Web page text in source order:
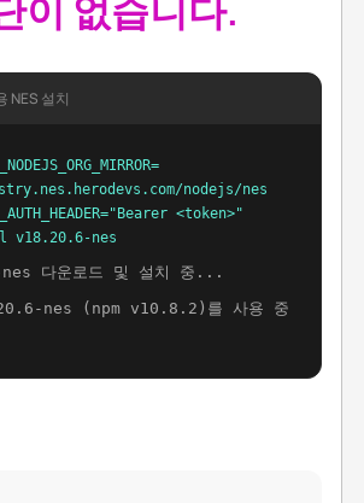
이 없습니다.
NES 설치
nodejs/nes
<token>"
v18.20.6-nes
다운로드 및 설치 중...
nes (npm v10.8.2)를 사용 중